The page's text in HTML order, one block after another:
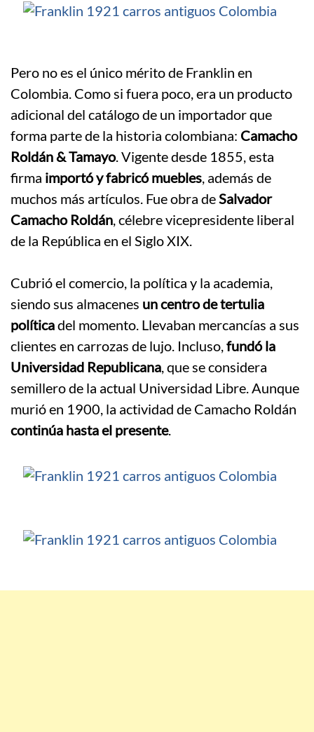
Pero no es el único mérito de Franklin en
Colombia. Como si fuera poco, era un producto
adicional del catálogo de un importador que
forma parte de la historia colombiana: Camacho
Roldán & Tamayo. Vigente desde 1855, esta
firma importó y fabricó muebles, además de
muchos más artículos. Fue obra deSalvador
Camacho Roldán, célebre vicepresidente liberal
de la República en el Siglo XIX.
Cubrió el comercio, la política y la academia,
siendo sus almacenes un centro de tertulia
políticadel momento. Llevaban mercancías a sus
clientes en carrozas de lujo. Incluso,fundó la
Universidad Republicana, que se considera
semillero de la actual Universidad Libre. Aunque
murió en 1900, la actividad de Camacho Roldán
continúa hasta el presente.